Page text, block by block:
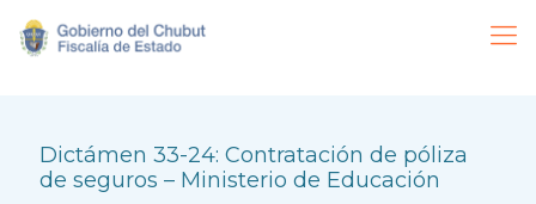
Dictámen 33-24: Contratación de póliza
de seguros – Ministerio de Educación